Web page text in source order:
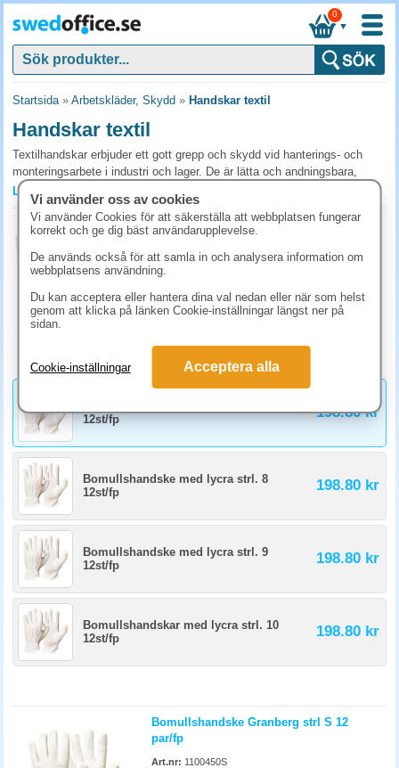
▼
0
Startsida» Arbetskläder, Skydd » Handskar textil
Handskar textil
Textilhandskar erbjuder ett gott grepp och skydd vid hanterings- och
monteringsarbete i industri och lager. De är lätta och andningsbara,
vilket ger god komfort under längre arbetspass. Beställ textilhandskar
för er verksamhet från SwedOffice.
Vanliga frågor och svar om handskar textil
Vilka uppgifter passar textilhandskar bäst för?
Textilhandskar är lätta och andningsbara, vilket gör dem bra för
montering, packning och hantering där grepp och komfort är viktigare än
kemskydd. För skarpa kanter eller kemikalier behövs annan handske.
Hur länge håller textilhandskar i industri?
I lätt monteringsarbete håller kvalitetshandskar 1-2 veckor, men i tyngre
arbete behöver de bytas oftare. Kontrollera dagligen efter hål och
slitage. Förvara torrt mellan användningarna eftersom fuktiga handskar
lätt tappar greppet.
Läs mer »
Bomullshandskar med lycra strl. 7 12st/fp
198.80 kr (inkl. moms)
12st/fp
198.80 kr
Bomullshandske med lycra strl. 8
12st/fp
198.80 kr
Bomullshandske med lycra strl. 9
12st/fp
198.80 kr
Bomullshandskar med lycra strl. 10
12st/fp
198.80 kr
Bomullshandske Granberg strl S 12
par/fp
Art.nr: 1100450S
Vi använder oss av cookies
Vi använder Cookies för att säkerställa att webbplatsen fungerar
korrekt och ge dig bäst användarupplevelse.
De används också för att samla in och analysera information om
webbplatsens användning.
Du kan acceptera eller hantera dina val nedan eller när som helst
genom att klicka på länken Cookie-inställningar längst ner på
sidan.
Cookie-inställningar Acceptera alla